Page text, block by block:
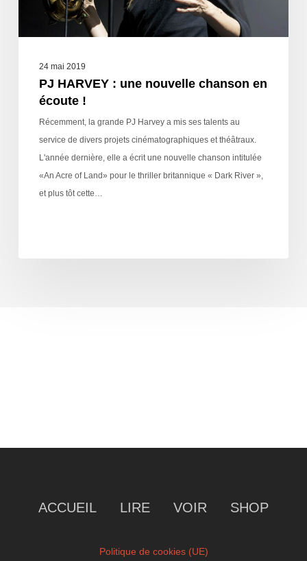
24 mai 2019
PJ HARVEY : une nouvelle chanson en
écoute !
Récemment, la grande PJ Harvey a mis ses talents au
service de divers projets cinématographiques et théâtraux.
L'année dernière, elle a écrit une nouvelle chanson intitulée
«An Acre of Land» pour le thriller britannique « Dark River »,
et plus tôt cette…
ACCUEIL LIRE VOIR SHOP
Politique de cookies (UE)